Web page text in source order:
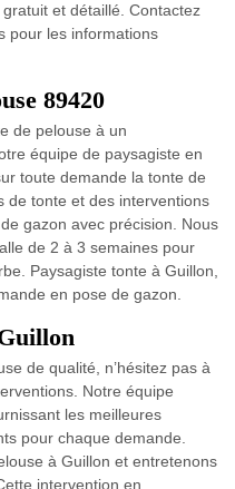
et détaillé. Contactez
pour les informations
89420
de pelouse à un
équipe de paysagiste en
toute demande la tonte de
de tonte et des interventions
gazon avec précision. Nous
de 2 à 3 semaines pour
Paysagiste tonte à Guillon,
en pose de gazon.
de qualité, n’hésitez pas à
Notre équipe
les meilleures
pour chaque demande.
à Guillon et entretenons
intervention en